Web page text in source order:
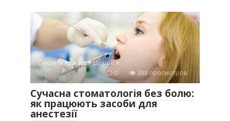
Секрети краси та здоров'я
0
388 просмотров
Сучасна стоматологія без болю:
як працюють засоби для
анестезії